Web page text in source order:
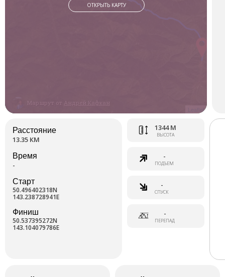
Маршрут от Андрей Кафкан
Leaflet
ОТКРЫТЬ КАРТУ
Расстояние
13.35 КМ
Время
-
Старт
50.496402318N
143.238728941E
Финиш
50.537395272N
143.104079786E
1344 М
ВЫСОТА
-
ПОДЪЕМ
-
СПУСК
-
ПЕРЕПАД